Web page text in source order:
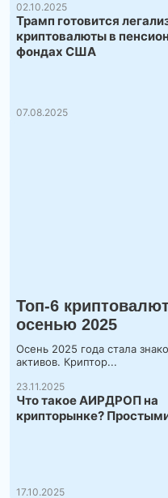
Топ-6
осенью 2025
Осень 2025 года стала
активов. Криптор...
23.11.2025
Что такое АИРДРОП на
крипторынке?
17.10.2025
02.10.2025
Трамп готовится
криптовалюты в
фондах США
07.08.2025